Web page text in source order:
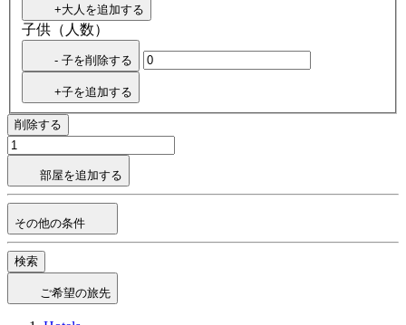
+大人を追加する
子供（人数）
- 子を削除する
+子を追加する
削除する
部屋を追加する
その他の条件
検索
ご希望の旅先